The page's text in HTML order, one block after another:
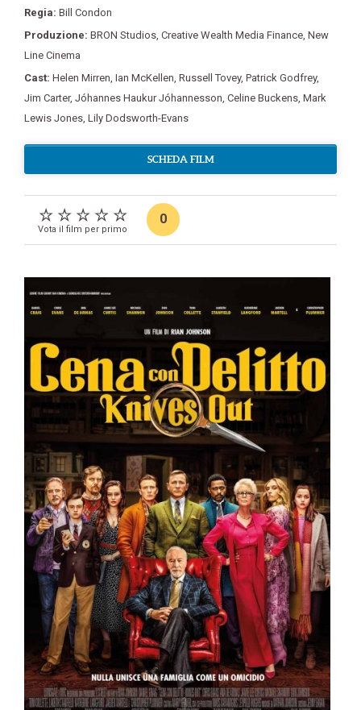
Regia: Bill Condon
Produzione: BRON Studios, Creative Wealth Media Finance, New
Line Cinema
Cast: Helen Mirren, Ian McKellen, Russell Tovey, Patrick Godfrey,
Jim Carter, Jóhannes Haukur Jóhannesson, Celine Buckens, Mark
Lewis Jones, Lily Dodsworth-Evans
SCHEDA FILM
Vota il film per primo
0